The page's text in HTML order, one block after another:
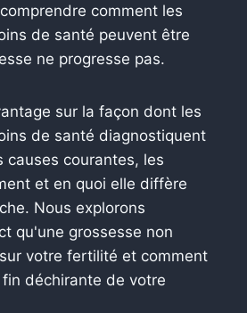
comment les
de santé peuvent être
ne progresse pas.
sur la façon dont les
de santé diagnostiquent
causes courantes, les
et en quoi elle diffère
Nous explorons
qu'une grossesse non
votre fertilité et comment
déchirante de votre